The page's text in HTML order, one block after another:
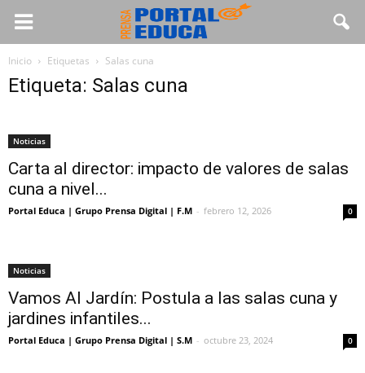
Inicio Etiquetas Salas cuna
Etiqueta: Salas cuna
Noticias
Carta al director: impacto de valores de salas
cuna a nivel...
Portal Educa | Grupo Prensa Digital | F.M - febrero 12, 2026 0
Noticias
Vamos Al Jardín: Postula a las salas cuna y
jardines infantiles...
Portal Educa | Grupo Prensa Digital | S.M - octubre 23, 2024 0